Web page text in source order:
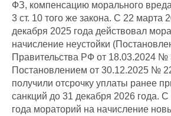
ФЗ, компенсацию морального
3 ст. 10 того же закона. С 22 марта
декабря 2025 года действовал
начисление неустойки
Правительства РФ от 18.03.2024 №
Постановлением от 30.12.2025 №
получили отсрочку уплаты ранее
санкций до 31 декабря 2026 года.
года мораторий на начисление